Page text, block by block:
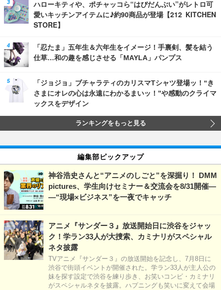
ハローキティや、ポチャッコら“はぴだんぶい”がレトロ可
愛いキッチンアイテムに♪約90商品が登場【212 KITCHEN
STORE】
「忍たま」五年生＆六年生をイメージ！手裏剣、髪を結う
仕草…和の趣を感じさせる「MAYLA」パンプス
「ジョジョ」ブチャラティのカリスマTシャツ登場ッ！“き
さまにオレの心は永遠にわかるまいッ！”や感動のクライマ
ックスをデザイン
ランキングをもっと見る
編集部ピックアップ
神谷浩史さんと“アニメのしごと”を深掘り！ DMM
pictures、学生向けセミナー＆交流会を8/31開催―
―“現場×ビジネス”を一夜でキャッチ
アニメ『サンダー３』放送開始日に渋谷をジャッ
ク！学ラン33人が大捜索、カミナリがスペシャル
ネタ披露
TVアニメ『サンダー３』の放送開始を記念し、7月8日に
渋谷で街頭イベントが開催された。学ラン33人が主人公の
妹を探す設定で渋谷を練り歩き、お笑いコンビ・カミナリ
がスペシャルネタを披露。ハプニングも笑いに変えて会場